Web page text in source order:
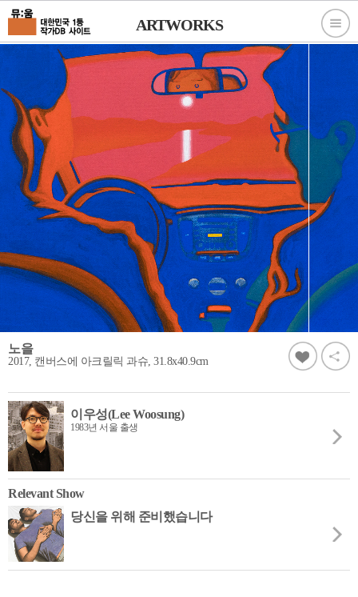
ARTWORKS
노을
2017, 캔버스에 아크릴릭 과슈, 31.8x40.9cm
이우성(Lee Woosung)
1983년 서울 출생
Relevant Show
당신을 위해 준비했습니다